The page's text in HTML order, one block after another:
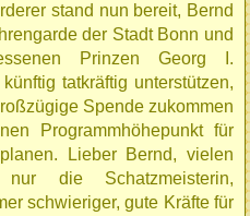
stand nun bereit, Bernd
der Stadt Bonn und
Prinzen Georg I.
tatkräftig unterstützen,
Spende zukommen
Programmhöhepunkt für
Lieber Bernd, vielen
die Schatzmeisterin,
schwieriger, gute Kräfte für